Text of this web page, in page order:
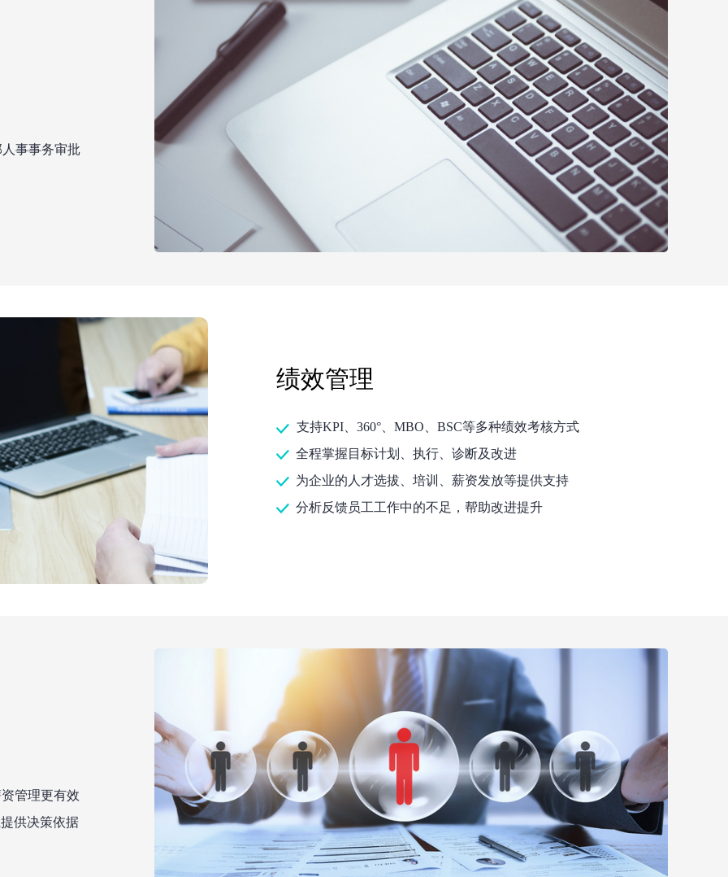
事事务审批
绩效管理
支持KPI、360°、MBO、BSC等多种绩效考核方式
全程掌握目标计划、执行、诊断及改进
为企业的人才选拔、培训、薪资发放等提供支持
分析反馈员工工作中的不足，帮助改进提升
管理更有效
供决策依据